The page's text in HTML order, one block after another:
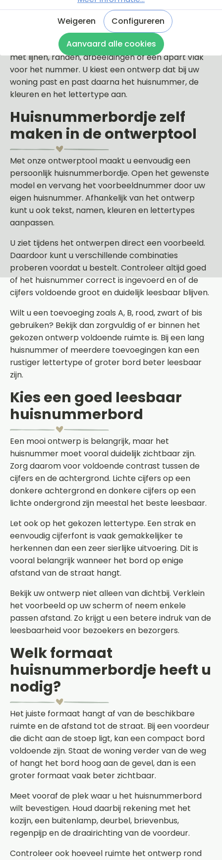
voordeur en gevel.
In deze categorie vindt u verschillende ontwerpen,
van eenvoudige huisnummerbordjes tot modellen
met lijnen, randen, afbeeldingen of een apart vlak
voor het nummer. U kiest een ontwerp dat bij uw
woning past en past daarna het huisnummer, de
kleuren en het lettertype aan.
Huisnummerbordje zelf
maken in de ontwerptool
Met onze ontwerptool maakt u eenvoudig een
persoonlijk huisnummerbordje. Open het gewenste
model en vervang het voorbeeldnummer door uw
eigen huisnummer. Afhankelijk van het ontwerp
kunt u ook tekst, namen, kleuren en lettertypes
aanpassen.
U ziet tijdens het ontwerpen direct een voorbeeld.
Daardoor kunt u verschillende combinaties
proberen voordat u bestelt. Controleer altijd goed
of het huisnummer correct is ingevoerd en of de
cijfers voldoende groot en duidelijk leesbaar blijven.
Wilt u een toevoeging zoals A, B, rood, zwart of bis
gebruiken? Bekijk dan zorgvuldig of er binnen het
gekozen ontwerp voldoende ruimte is. Bij een lang
huisnummer of meerdere toevoegingen kan een
rustiger lettertype of groter bord beter leesbaar
zijn.
Kies een goed leesbaar
huisnummerbord
Een mooi ontwerp is belangrijk, maar het
huisnummer moet vooral duidelijk zichtbaar zijn.
Zorg daarom voor voldoende contrast tussen de
cijfers en de achtergrond. Lichte cijfers op een
donkere achtergrond en donkere cijfers op een
lichte ondergrond zijn meestal het beste leesbaar.
Let ook op het gekozen lettertype. Een strak en
eenvoudig cijferfont is vaak gemakkelijker te
herkennen dan een zeer sierlijke uitvoering. Dit is
vooral belangrijk wanneer het bord op enige
afstand van de straat hangt.
Bekijk uw ontwerp niet alleen van dichtbij. Verklein
het voorbeeld op uw scherm of neem enkele
passen afstand. Zo krijgt u een betere indruk van de
leesbaarheid voor bezoekers en bezorgers.
Welk formaat
huisnummerbordje heeft u
nodig?
Het juiste formaat hangt af van de beschikbare
ruimte en de afstand tot de straat. Bij een voordeur
die dicht aan de stoep ligt, kan een compact bord
voldoende zijn. Staat de woning verder van de weg
of hangt het bord hoog aan de gevel, dan is een
groter formaat vaak beter zichtbaar.
Meet vooraf de plek waar u het huisnummerbord
wilt bevestigen. Houd daarbij rekening met het
kozijn, een buitenlamp, deurbel, brievenbus,
regenpijp en de draairichting van de voordeur.
Controleer ook hoeveel ruimte het ontwerp rond
Weigeren
Configureren
Aanvaard alle cookies